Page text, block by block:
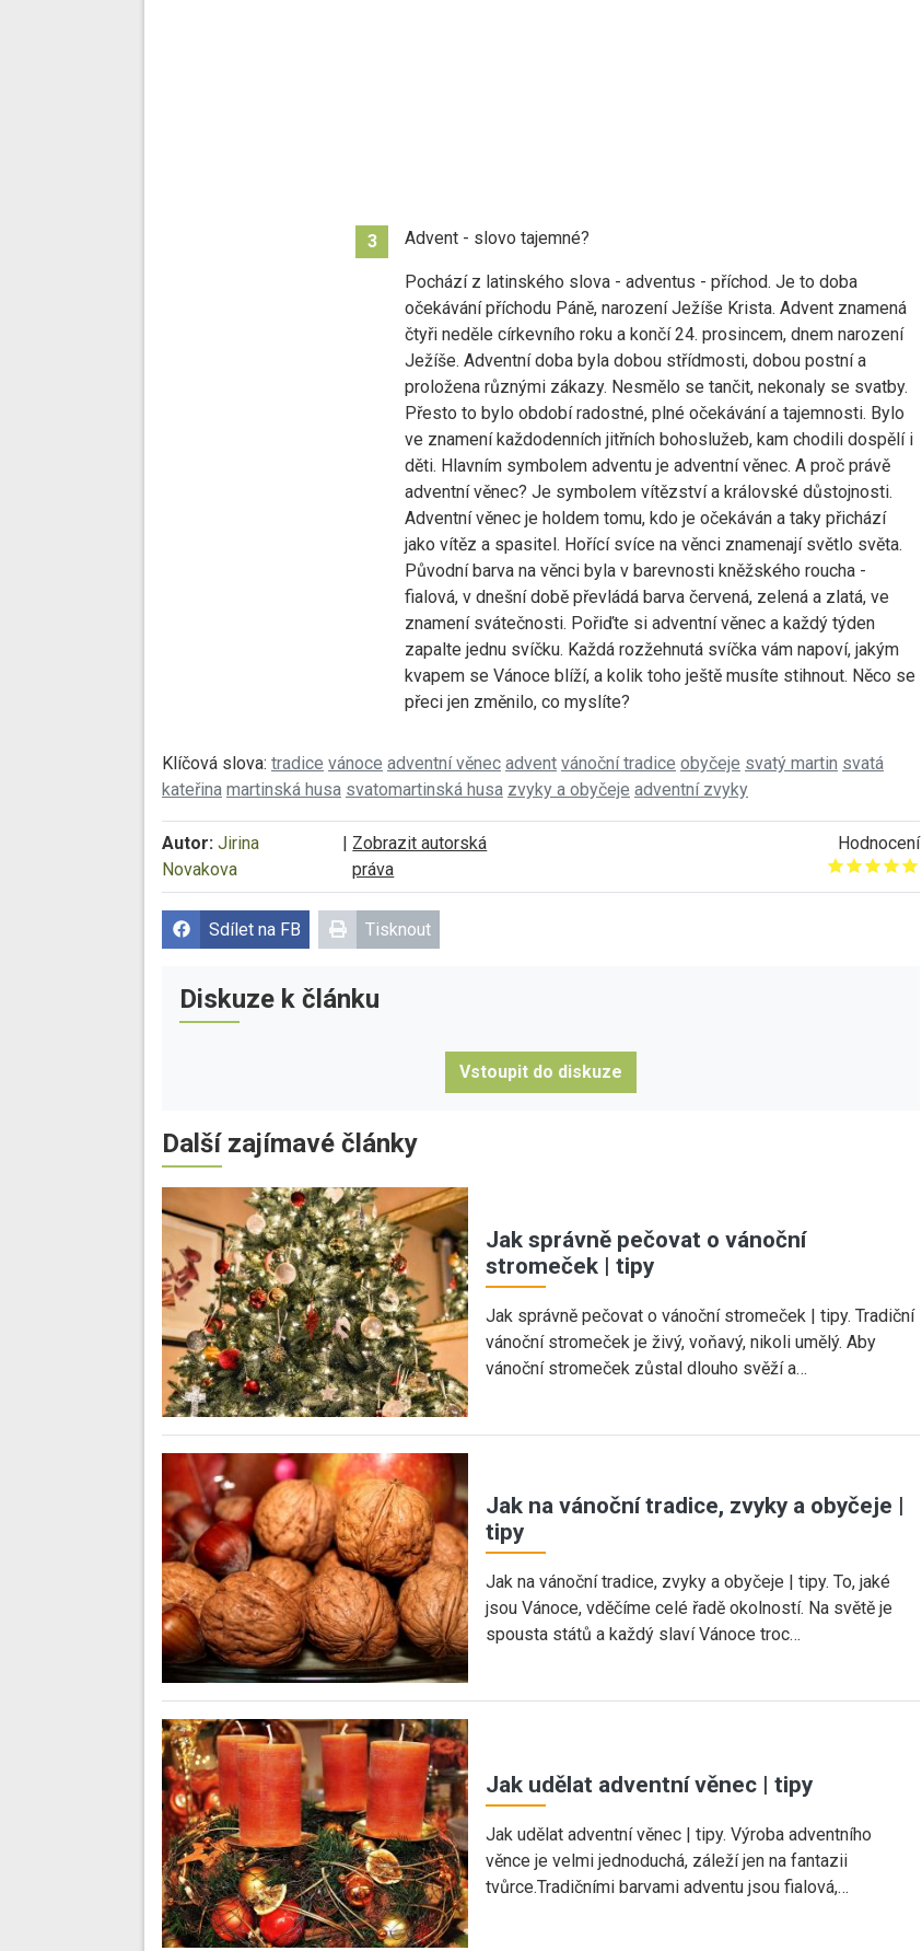
3 Advent - slovo tajemné?
Pochází z latinského slova - adventus - příchod. Je to doba
očekávání příchodu Páně, narození Ježíše Krista. Advent znamená
čtyři neděle církevního roku a končí 24. prosincem, dnem narození
Ježíše. Adventní doba byla dobou střídmosti, dobou postní a
proložena různými zákazy. Nesmělo se tančit, nekonaly se svatby.
Přesto to bylo období radostné, plné očekávání a tajemnosti. Bylo
ve znamení každodenních jitřních bohoslužeb, kam chodili dospělí i
děti. Hlavním symbolem adventu je adventní věnec. A proč právě
adventní věnec? Je symbolem vítězství a královské důstojnosti.
Adventní věnec je holdem tomu, kdo je očekáván a taky přichází
jako vítěz a spasitel. Hořící svíce na věnci znamenají světlo světa.
Původní barva na věnci byla v barevnosti kněžského roucha -
fialová, v dnešní době převládá barva červená, zelená a zlatá, ve
znamení svátečnosti. Pořiďte si adventní věnec a každý týden
zapalte jednu svíčku. Každá rozžehnutá svíčka vám napoví, jakým
kvapem se Vánoce blíží, a kolik toho ještě musíte stihnout. Něco se
přeci jen změnilo, co myslíte?
Klíčová slova: tradice vánoce adventní věnec advent vánoční tradice obyčeje svatý martin svatá
kateřina martinská husa svatomartinská husa zvyky a obyčeje adventní zvyky
Autor: Jirina
Novakova
Zobrazit autorská
práva
Hodnocení
Give it 1/5
Give it 2/5
Give it 3/5
Give it 4/5
Give it 5/5
Sdílet na FB Tisknout
Diskuze k článku
Vstoupit do diskuze
Další zajímavé články
Jak správně pečovat o vánoční
stromeček | tipy
Jak správně pečovat o vánoční stromeček | tipy. Tradiční
vánoční stromeček je živý, voňavý, nikoli umělý. Aby
vánoční stromeček zůstal dlouho svěží a…
Jak na vánoční tradice, zvyky a obyčeje |
tipy
Jak na vánoční tradice, zvyky a obyčeje | tipy. To, jaké
jsou Vánoce, vděčíme celé řadě okolností. Na světě je
spousta států a každý slaví Vánoce troc…
Jak udělat adventní věnec | tipy
Jak udělat adventní věnec | tipy. Výroba adventního
věnce je velmi jednoduchá, záleží jen na fantazii
tvůrce.Tradičními barvami adventu jsou fialová,…